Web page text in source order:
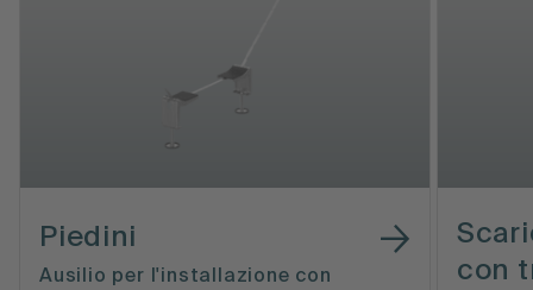
Piedini
Ausilio per l'installazione con
con